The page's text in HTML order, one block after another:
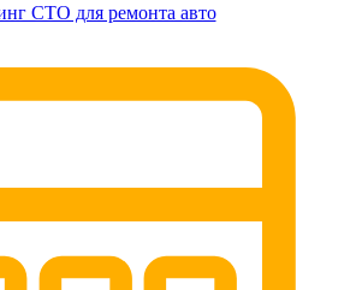
СТО для ремонта авто